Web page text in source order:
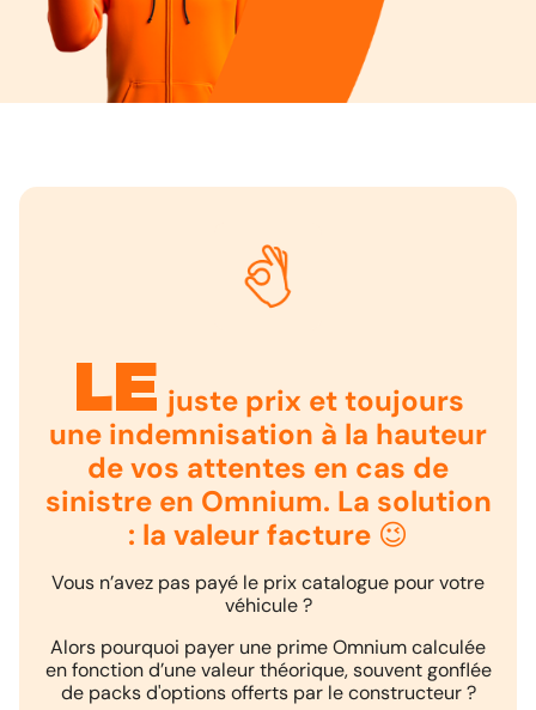
Le juste prix et toujours
une indemnisation à la hauteur
de vos attentes en cas de
sinistre en Omnium. La solution
: la valeur facture 😉
Vous n’avez pas payé le prix catalogue pour votre
véhicule ?
Alors pourquoi payer une prime Omnium calculée
en fonction d’une valeur théorique, souvent gonflée
de packs d'options offerts par le constructeur ?